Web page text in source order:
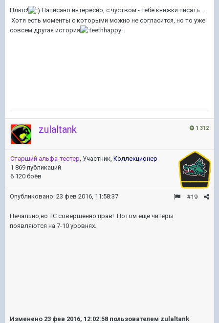
Плюс!
Написано интересно, с чуством - тебе книжки писать.....
Хотя есть моменты с которыми можно не согласится, но то уже
совсем другая история
1 312
zulaltank
Старший альфа-тестер, Участник, Коллекционер
1 869 публикаций
6 120 боёв
#19
Опубликовано: 23 фев 2016, 11:58:37
Печально,но ТС совершенно прав! Потом ещё читеры
появляются на 7-10 уровнях.
Изменено 23 фев 2016, 12:02:58 пользователем zulaltank